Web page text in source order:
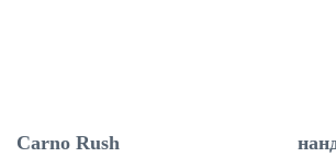
Carno Rush